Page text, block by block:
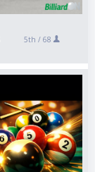
5th / 68